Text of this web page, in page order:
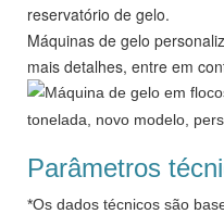
reservatório de gelo.
Máquinas de gelo
mais detalhes, entre em
Parâmetros
*Os dados técnicos são